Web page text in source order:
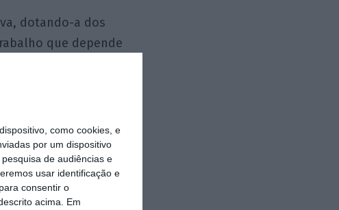
como cookies, e
por um dispositivo
de audiências e
usar identificação e
consentir o
acima. Em
dotando-a dos
que depende
e aplicações
na
conhecimentos e
I&D.